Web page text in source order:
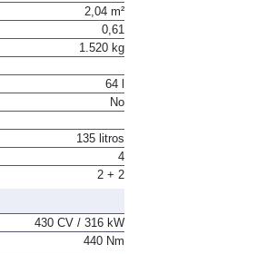
0,3
2,04 m²
0,61
64 l
135 litros
4
430 CV / 316 kW